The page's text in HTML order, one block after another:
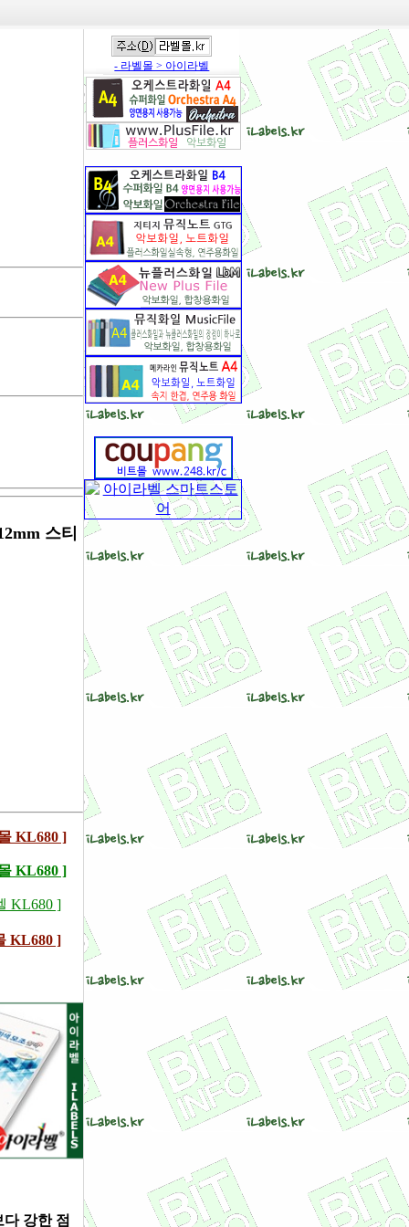
스티
KL680 ]
KL680 ]
KL680 ]
KL680 ]
강한 점
- 라벨몰 > 아이라벨